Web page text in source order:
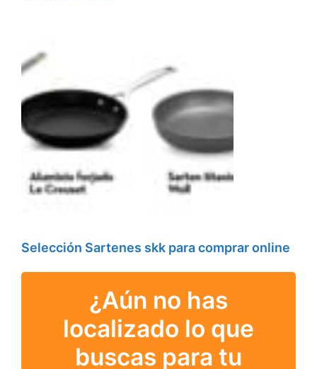
Selección Sartenes skk para comprar online
¿Aún no has
localizado lo que
buscas para tu